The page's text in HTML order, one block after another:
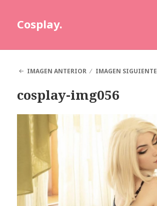
Cosplay.
IMAGEN ANTERIOR
IMAGEN SIGUIENTE
cosplay-img056